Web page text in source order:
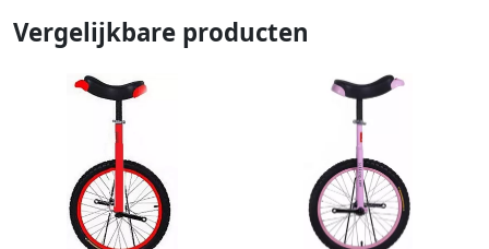
Vergelijkbare producten